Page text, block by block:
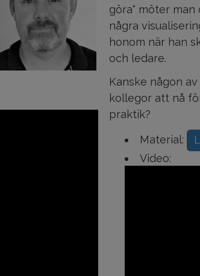
göra" möter
några
honom när han
och ledare.
Kanske någon
kollegor att nå
praktik?
Material:
Video: